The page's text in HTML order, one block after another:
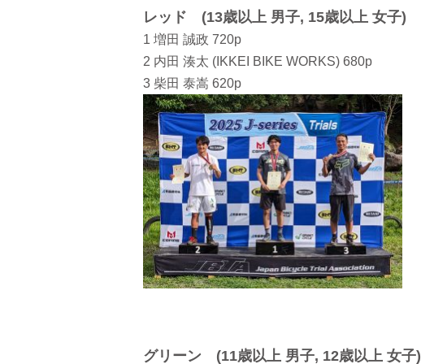
レッド (13歳以上 男子, 15歳以上 女子)
1 増田 誠政 720p
2 内田 湊太 (IKKEI BIKE WORKS) 680p
3 柴田 泰嵩 620p
グリーン (11歳以上 男子, 12歳以上 女子)